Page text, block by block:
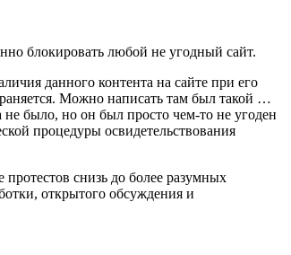
блокировать любой не угодный сайт.
данного контента на сайте при его
Можно написать там был такой …
не было, но он был просто чем-то не угоден
процедуры освидетельствования
снизь до более разумных
открытого обсуждения и